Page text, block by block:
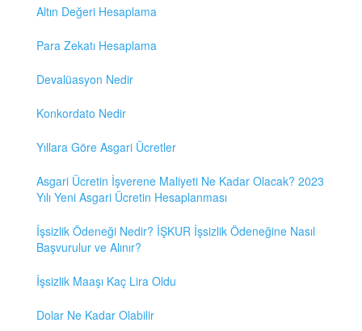
Altın Değeri Hesaplama
Para Zekatı Hesaplama
Devalüasyon Nedir
Konkordato Nedir
Yıllara Göre Asgari Ücretler
Asgari Ücretin İşverene Maliyeti Ne Kadar Olacak? 2023
Yılı Yeni Asgari Ücretin Hesaplanması
İşsizlik Ödeneği Nedir? İŞKUR İşsizlik Ödeneğine Nasıl
Başvurulur ve Alınır?
İşsizlik Maaşı Kaç Lira Oldu
Dolar Ne Kadar Olabilir